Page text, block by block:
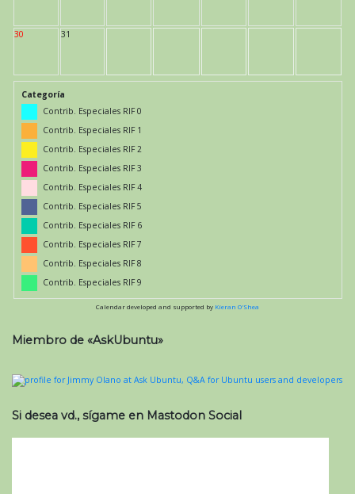
30 31
Categoría
Contrib. Especiales RIF 0
Contrib. Especiales RIF 1
Contrib. Especiales RIF 2
Contrib. Especiales RIF 3
Contrib. Especiales RIF 4
Contrib. Especiales RIF 5
Contrib. Especiales RIF 6
Contrib. Especiales RIF 7
Contrib. Especiales RIF 8
Contrib. Especiales RIF 9
Calendar developed and supported by Kieran O'Shea
Miembro de «AskUbuntu»
Si desea vd., sígame en Mastodon Social